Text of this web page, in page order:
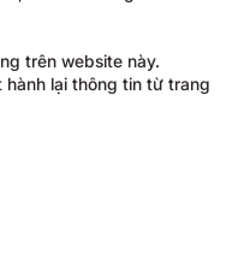
trên website này.
lại thông tin từ trang